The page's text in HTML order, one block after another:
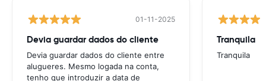
01-11-2025
Devia guardar dados do cliente
Devia guardar dados do cliente entre
alugueres. Mesmo logada na conta,
tenho que introduzir a data de
Tranquila
Tranquila